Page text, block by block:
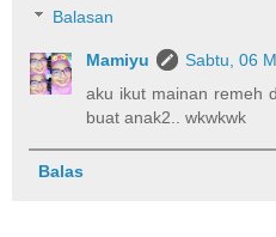
Balasan
Mamiyu
Sabtu, 06
aku ikut mainan remeh
buat anak2.. wkwkwk
Balas